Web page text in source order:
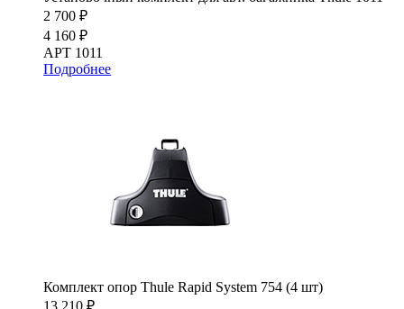
2 700 ₽
4 160 ₽
АРТ 1011
Подробнее
Комплект опор Thule Rapid System 754 (4 шт)